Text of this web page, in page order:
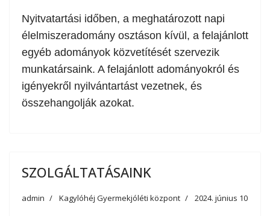
Nyitvatartási időben, a meghatározott napi
élelmiszeradomány osztáson kívül, a felajánlott
egyéb adományok közvetítését szervezik
munkatársaink. A felajánlott adományokról és
igényekről nyilvántartást vezetnek, és
összehangolják azokat.
SZOLGÁLTATÁSAINK
admin Kagylóhéj Gyermekjóléti központ 2024. június 10